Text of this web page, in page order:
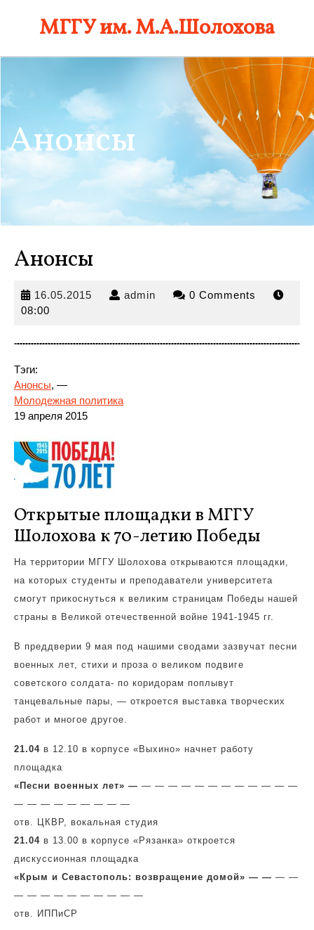
МГГУ им. М.А.Шолохова
Анонсы
Анонсы
16.05.2015 16.05.2015
admin admin 0 Comments
08:00
Тэги:
Анонсы, —
Молодежная политика
19 апреля 2015
Открытые площадки в МГГУ
Шолохова к 70-летию Победы
На территории МГГУ Шолохова открываются площадки,
на которых студенты и преподаватели университета
смогут прикоснуться к великим страницам Победы нашей
страны в Великой отечественной войне 1941-1945 гг.
В преддверии 9 мая под нашими сводами зазвучат песни
военных лет, стихи и проза о великом подвиге
советского солдата- по коридорам поплывут
танцевальные пары, — откроется выставка творческих
работ и многое другое.
21.04 в 12.10 в корпусе «Выхино» начнет работу
площадка
«Песни военных лет» — — — — — — — — — — — — —
— — — — — — — — —
отв. ЦКВР, вокальная студия
21.04 в 13.00 в корпусе «Рязанка» откроется
дискуссионная площадка
«Крым и Севастополь: возвращение домой» — — — —
— — — — — — — — — —
отв. ИППиСР